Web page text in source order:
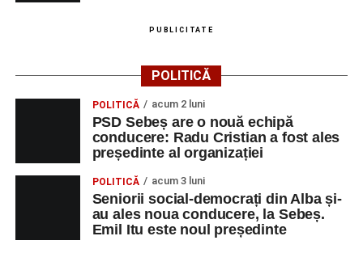
PUBLICITATE
POLITICĂ
POLITICĂ acum 2 luni
PSD Sebeș are o nouă echipă
conducere: Radu Cristian a fost ales
președinte al organizației
POLITICĂ acum 3 luni
Seniorii social-democrați din Alba și-
au ales noua conducere, la Sebeș.
Emil Itu este noul președinte